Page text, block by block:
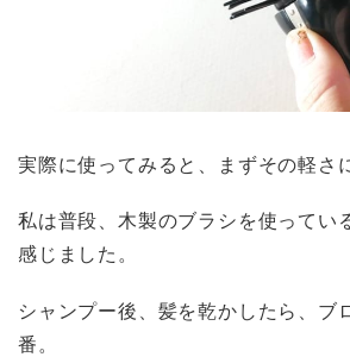
実際に使ってみると、まずその軽さ
私は普段、木製のブラシを使ってい
感じました。
シャンプー後、髪を乾かしたら、ブ
番。